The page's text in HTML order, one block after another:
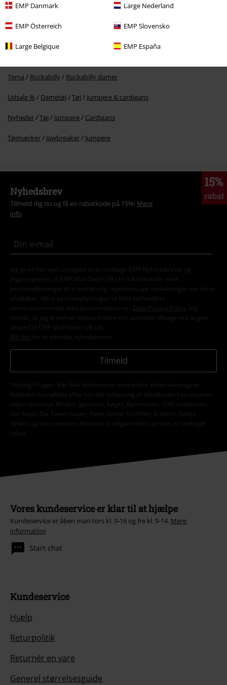
EMP Danmark Large Nederland
EMP Österreich EMP Slovensko
Large Belgique EMP España
More categories. More options.
Tema Rockabilly Rockabilly damer
Udsalg % Dametøj Tøj Jumpere & cardigans
Nyheder Tøj Jumpere Cardigans
Tøjmærker Jawbreaker Jumpere
15%
rabat
Nyhedsbrev
Tilmeld dig nu og få en rabatkode på 15%! Mere
info
Jeg giver hermed samtykke til at modtage EMP Nyhedsbrevet og
jegaccepterer, at EMP Mail Order UK Ltd må behandle mine
personoplysninger til at sende mig regelmæssige opdateringer om deres
produkter. Mine personoplysninger vil blive behandlet i
overensstemmelse med bestemmelserne i
Data Privacy Policy
. Jeg
forstår, at jeg til enhver tid kan trække mit samtykke tilbage ved at give
besked til EMP Mail Order UK Ltd.
Klik her
for at afmelde nyhedsbrevet.
Tilmeld
*Gyldig i 4 uger. Kan ikke kombineres med andre koder/kampagner.
Rabatten fratrækkes efter korrekt indløsning af rabatkoden i varekurven
inden checkout. Medier, gavekort, bøger, Rammstein, (Till) Lindemann,
Die Ärzte, Die Toten Hosen, Feine Sahne Fischfilet, Broilers, Böhse
Onkelz og varer med en donation til velgørenhed i prisen, er undtaget
rabat.
Vores kundeservice er klar til at hjælpe
Kundeservice er åben man-tors kl. 9-16 og fre kl. 9-14. Mere
information
Start chat
Kundeservice
Hjælp
Returpolitik
Returnér en vare
Generel størrelsesguide